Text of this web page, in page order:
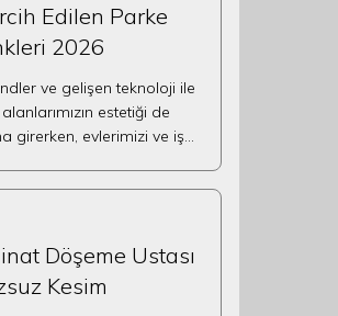
Edilen Parke
2026
ve gelişen teknoloji ile
estetiği de
girerken, evlerimizi ve iş…
Döşeme Ustası
Kesim